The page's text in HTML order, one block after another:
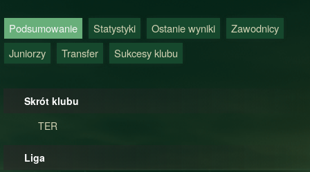
Podsumowanie Statystyki Ostanie wyniki
Zawodnicy
Juniorzy
Transfer Sukcesy klubu
Skrót klubu
TER
Liga